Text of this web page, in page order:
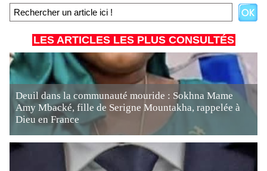
LES ARTICLES LES PLUS CONSULTÉS
Deuil dans la communauté mouride : Sokhna Mame
Amy Mbacké, fille de Serigne Mountakha, rappelée à
Dieu en France